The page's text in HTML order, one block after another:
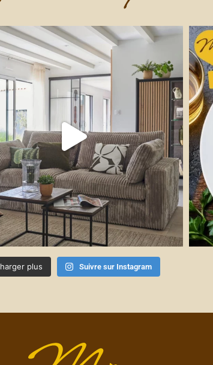
plus Suivre sur Instagram